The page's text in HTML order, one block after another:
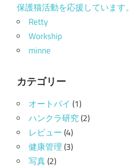
保護猫活動を応援しています。
Retty
Workship
minne
カテゴリー
オートバイ (1)
ハンクラ研究(2)
レビュー(4)
健康管理(3)
写真(2)